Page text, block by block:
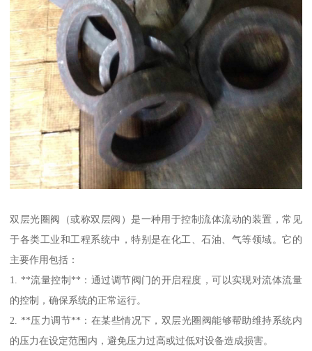
双层光圈阀（或称双层阀）是一种用于控制流体流动的装置，常见
于各类工业和工程系统中，特别是在化工、石油、气等领域。它的
主要作用包括：
1. **流量控制**：通过调节阀门的开启程度，可以实现对流体流量
的控制，确保系统的正常运行。
2. **压力调节**：在某些情况下，双层光圈阀能够帮助维持系统内
的压力在设定范围内，避免压力过高或过低对设备造成损害。